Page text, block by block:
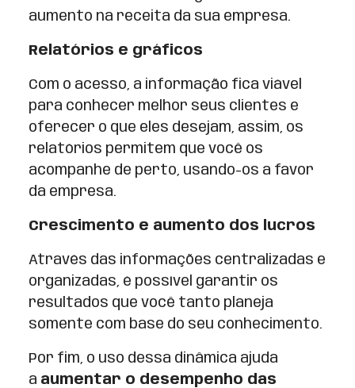
aumento na receita da sua empresa.
Relatórios e gráficos
Com o acesso, a informação fica viável
para conhecer melhor seus clientes e
oferecer o que eles desejam, assim, os
relatórios permitem que você os
acompanhe de perto, usando-os a favor
da empresa.
Crescimento e aumento dos lucros
Através das informações centralizadas e
organizadas, é possível garantir os
resultados que você tanto planeja
somente com base do seu conhecimento.
Por fim, o uso dessa dinâmica ajuda
a aumentar o desempenho das